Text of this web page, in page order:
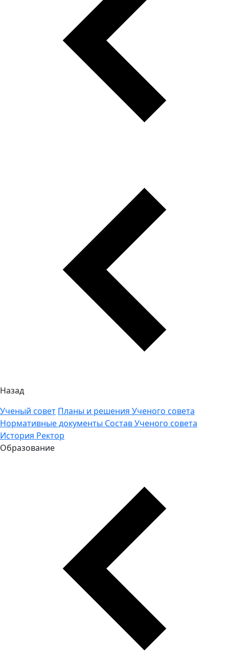
Назад
Ученый совет Планы и решения Ученого совета
Нормативные документы Состав Ученого совета
История Ректор
Образование